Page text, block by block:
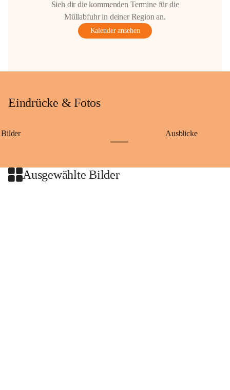
Sieh dir die kommenden Termine für die
Müllabfuhr in deiner Region an.
Kalender ansehen
Eindrücke & Fotos
Bilder Ausblicke
Ausgewählte Bilder